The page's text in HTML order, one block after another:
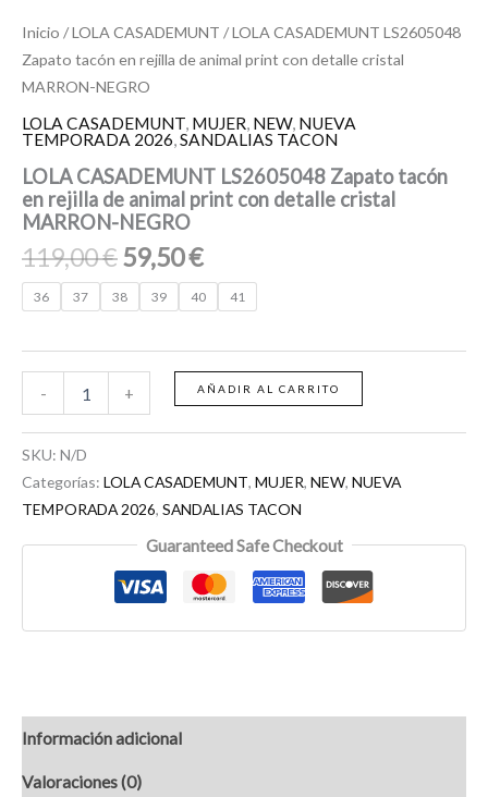
Inicio /LOLA CASADEMUNT / LOLA CASADEMUNT LS2605048
Zapato tacón en rejilla de animal print con detalle cristal
MARRON-NEGRO
LOLA CASADEMUNT, MUJER, NEW, NUEVA
TEMPORADA 2026,SANDALIAS TACON
LOLA CASADEMUNT LS2605048 Zapato tacón
en rejilla de animal print con detalle cristal
MARRON-NEGRO
119,00€59,50€
36 37 38 39 40 41
- + AÑADIR AL CARRITO
SKU: N/D
Categorías: LOLA CASADEMUNT, MUJER, NEW, NUEVA
TEMPORADA 2026, SANDALIAS TACON
Guaranteed Safe Checkout
Información adicional
Valoraciones (0)